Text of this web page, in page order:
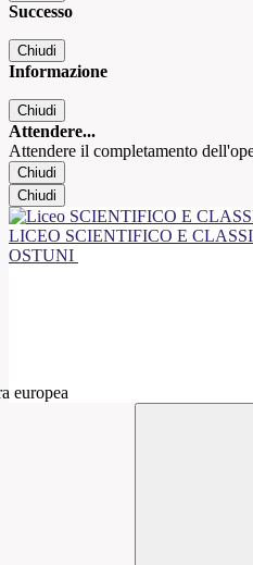
Successo
Chiudi
Informazione
Chiudi
Attendere...
Attendere il completamento
Chiudi
Chiudi
LICEO SCIENTIFICO E
OSTUNI